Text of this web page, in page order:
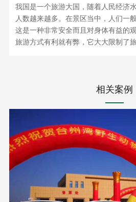
我国是一个旅游大国，随着人民经济
人数越来越多。在景区当中，人们一
这是一种非常安全而且对身体有益的
旅游方式有利就有弊，它大大限制了
相关案例